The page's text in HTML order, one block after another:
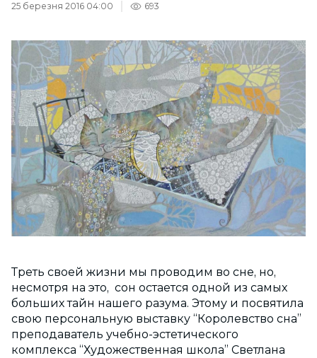
25 березня 2016 04:00
693
Треть своей жизни мы проводим во сне, но,
несмотря на это, сон остается одной из самых
больших тайн нашего разума. Этому и посвятила
свою персональную выставку “Королевство сна”
преподаватель учебно-эстетического
комплекса “Художественная школа” Светлана